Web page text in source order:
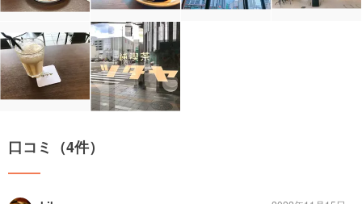
口コミ（4件）